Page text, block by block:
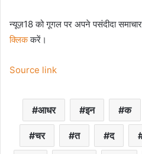
न्यूज़18 को गूगल पर अपने पसंदीदा
क्लिककरें।
Source link
आधर इन क
चर त द